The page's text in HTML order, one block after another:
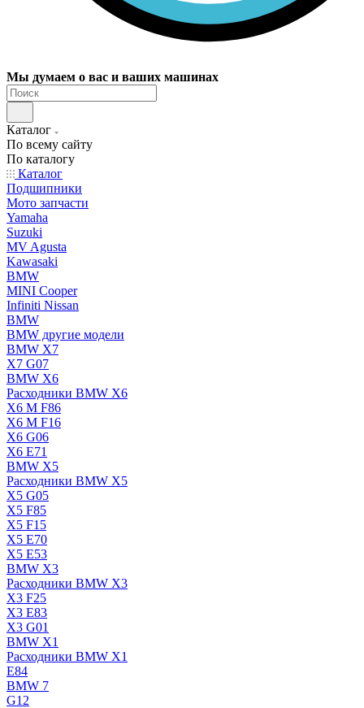
Мы думаем о вас и ваших машинах
Каталог
По всему сайту
По каталогу
Каталог
Подшипники
Мото запчасти
Yamaha
Suzuki
MV Agusta
Kawasaki
BMW
MINI Cooper
Infiniti Nissan
BMW
BMW другие модели
BMW X7
X7 G07
BMW X6
Расходники BMW X6
X6 M F86
X6 M F16
X6 G06
X6 E71
BMW X5
Расходники BMW X5
X5 G05
X5 F85
X5 F15
X5 E70
X5 E53
BMW X3
Расходники BMW X3
X3 F25
X3 E83
X3 G01
BMW X1
Расходники BMW X1
E84
BMW 7
G12